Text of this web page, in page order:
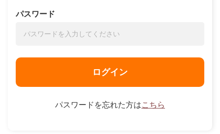
パスワード
ログイン
パスワードを忘れた方はこちら